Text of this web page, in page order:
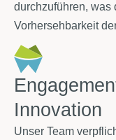
durchzuführen, was
Vorhersehbarkeit
Innovation
Unser Team